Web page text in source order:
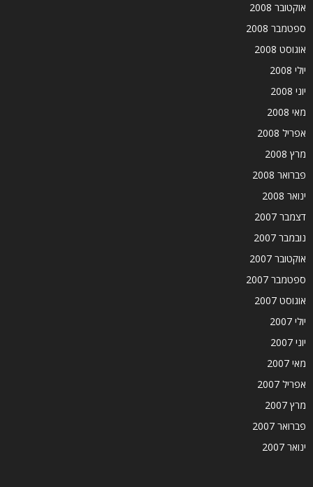
אוקטובר 2008
ספטמבר 2008
אוגוסט 2008
יולי 2008
יוני 2008
מאי 2008
אפריל 2008
מרץ 2008
פברואר 2008
ינואר 2008
דצמבר 2007
נובמבר 2007
אוקטובר 2007
ספטמבר 2007
אוגוסט 2007
יולי 2007
יוני 2007
מאי 2007
אפריל 2007
מרץ 2007
פברואר 2007
ינואר 2007